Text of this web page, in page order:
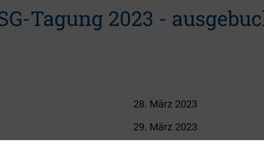
Tagung 2023 -
28. März 2023
29. März 2023